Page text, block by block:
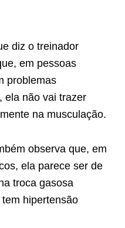
diz o treinador
em pessoas
problemas
ela não vai trazer
na musculação.
observa que, em
ela parece ser de
troca gasosa
hipertensão